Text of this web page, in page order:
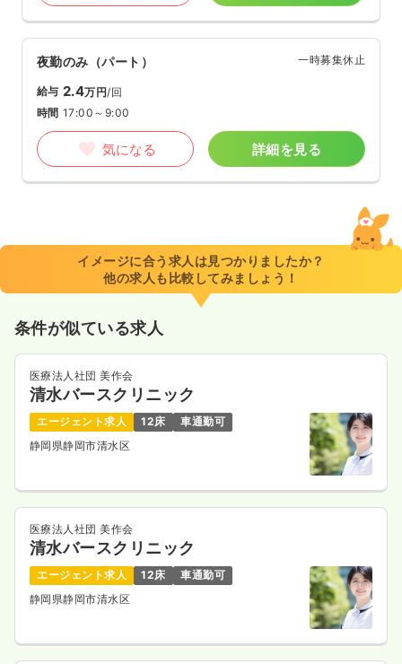
夜勤のみ（パート） 一時募集休止
給与 2.4万円/回
時間 17:00～9:00
気になる 詳細を見る
イメージに合う求人は見つかりましたか？
他の求人も比較してみましょう！
条件が似ている求人
医療法人社団 美作会
清水バースクリニック
エージェント求人 12床
車通勤可
静岡県静岡市清水区
医療法人社団 美作会
清水バースクリニック
エージェント求人 12床
車通勤可
静岡県静岡市清水区